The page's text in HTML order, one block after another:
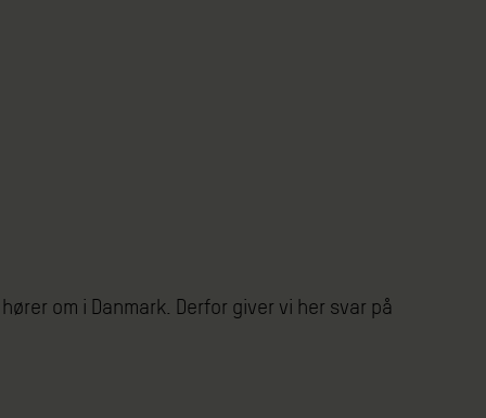
om i Danmark. Derfor giver vi her svar på